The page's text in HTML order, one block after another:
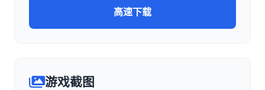
高速下载
游戏截图